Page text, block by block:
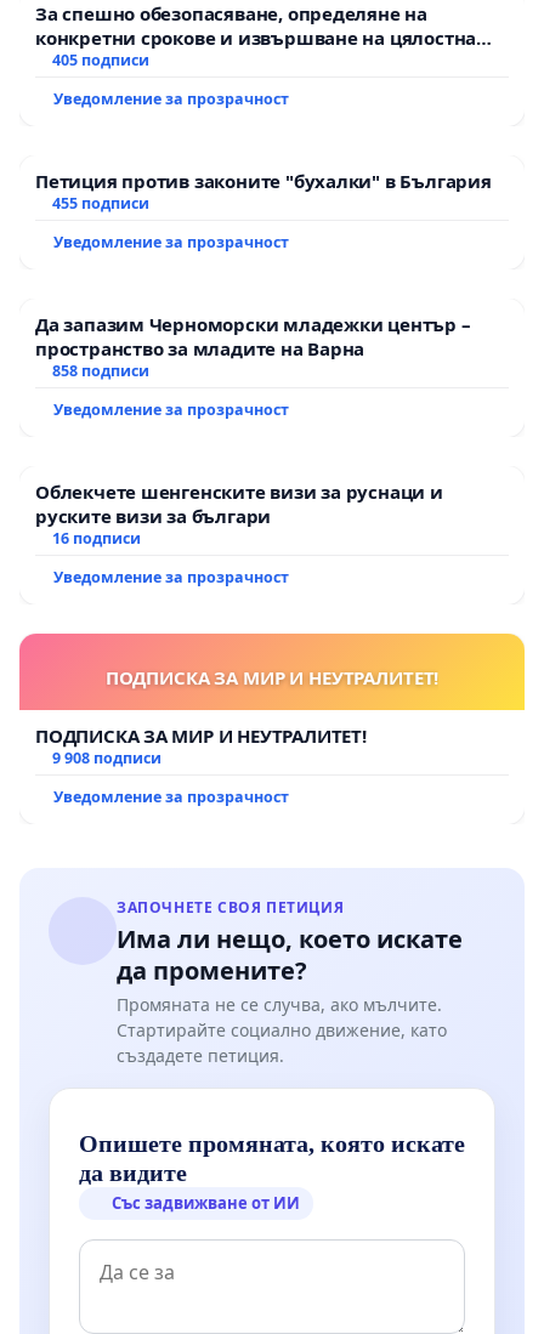
За спешно обезопасяване, определяне на
конкретни срокове и извършване на цялостна
рехабилитация на републиканския път между
Мирово - к.к. Момин проход
405 подписи
Уведомление за прозрачност
Петиция против законите "бухалки" в България
455 подписи
Уведомление за прозрачност
Да запазим Черноморски младежки център –
пространство за младите на Варна
858 подписи
Уведомление за прозрачност
Облекчете шенгенските визи за руснаци и
руските визи за българи
16 подписи
Уведомление за прозрачност
ПОДПИСКА ЗА МИР И НЕУТРАЛИТЕТ!
ПОДПИСКА ЗА МИР И НЕУТРАЛИТЕТ!
9 908 подписи
Уведомление за прозрачност
ЗАПОЧНЕТЕ СВОЯ ПЕТИЦИЯ
Има ли нещо, което искате
да промените?
Промяната не се случва, ако мълчите.
Стартирайте социално движение, като
създадете петиция.
Опишете промяната, която искате
да видите
Със задвижване от ИИ